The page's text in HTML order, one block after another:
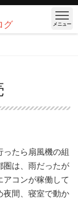
グ メニュー
たら扇風機の組
圏は、雨だったが
コンが稼働して
夜間、寝室で動か